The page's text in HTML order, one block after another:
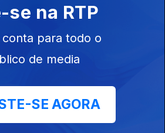
03 dez. 2023
se na RTP
conta para todo o
de media
SE AGORA